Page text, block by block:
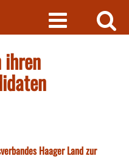
ihren
Haager Land zur